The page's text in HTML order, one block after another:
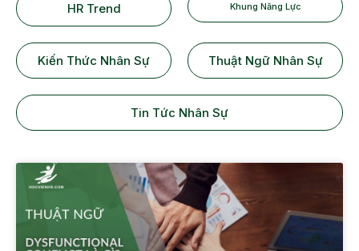
HR Trend Khung Năng Lực
Kiến Thức Nhân Sự Thuật Ngữ Nhân Sự
Tin Tức Nhân Sự